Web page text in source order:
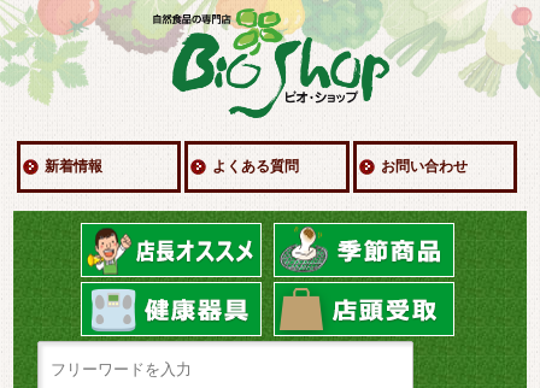
新着情報 よくある質問 お問い合わせ